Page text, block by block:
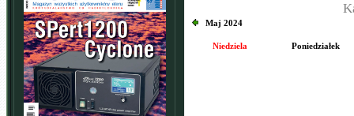
Maj 2024
Niedziela Poniedziałek